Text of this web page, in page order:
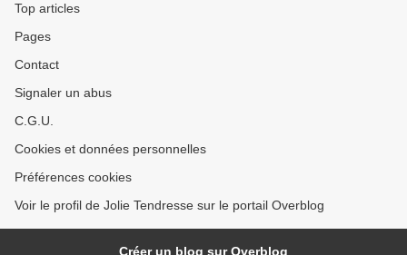
Top articles
Pages
Contact
Signaler un abus
C.G.U.
Cookies et données personnelles
Préférences cookies
Voir le profil de Jolie Tendresse sur le portail Overblog
Créer un blog sur Overblog